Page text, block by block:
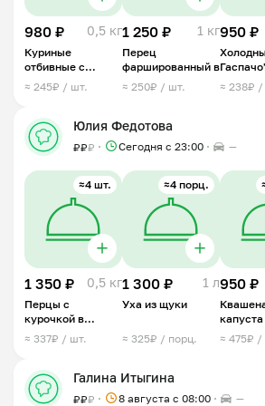
980 ₽ 0,5 кг
Куриные
отбивные с
ананасом под
≈ 245₽ / шт.
1 250 ₽ 1 кг
Перец
фаршированный в
≈ 250₽ / шт.
950 ₽
овощной
≈ 238₽ /
Юлия Федотова
₽₽₽ Сегодня с 23:00 —
≈4 шт.
1 350 ₽ 0,5 кг
Перцы с
курочкой в
сливках
≈ 337₽ / шт.
≈4 порц.
1 300 ₽ 1 л
Уха из щуки
≈ 325₽ / порц.
950 ₽
≈ 475₽ /
Галина Итыгина
₽₽₽ 8 августа с 08:00 —